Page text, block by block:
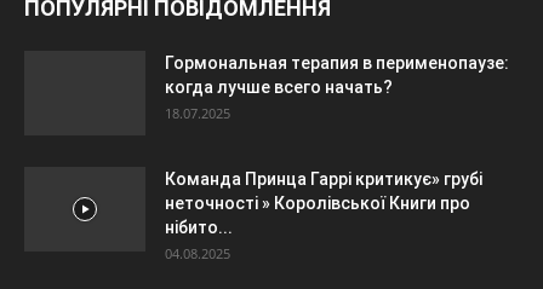
ПОПУЛЯРНІ ПОВІДОМЛЕННЯ
Гормональная терапия в перименопаузе:
когда лучше всего начать?
18.07.2025
Команда Принца Гаррі критикує» грубі
неточності » Королівської Книги про
нібито...
04.08.2025